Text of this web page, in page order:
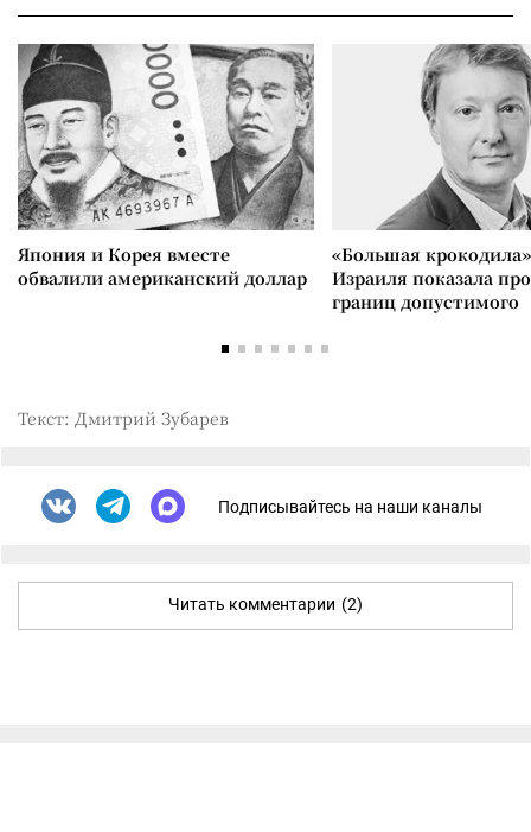
Япония и Корея вместе
обвалили американский доллар
«Большая
Израиля показала
границ допустимого
Текст: Дмитрий Зубарев
Подписывайтесь на наши каналы
Читать комментарии (2)